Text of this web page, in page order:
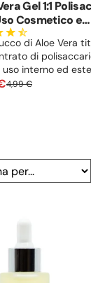
Gel 1:1
Cosmetico e
di Aloe Vera
di polisaccaridi
uso interno ed
Antiossidante,
4,99 €